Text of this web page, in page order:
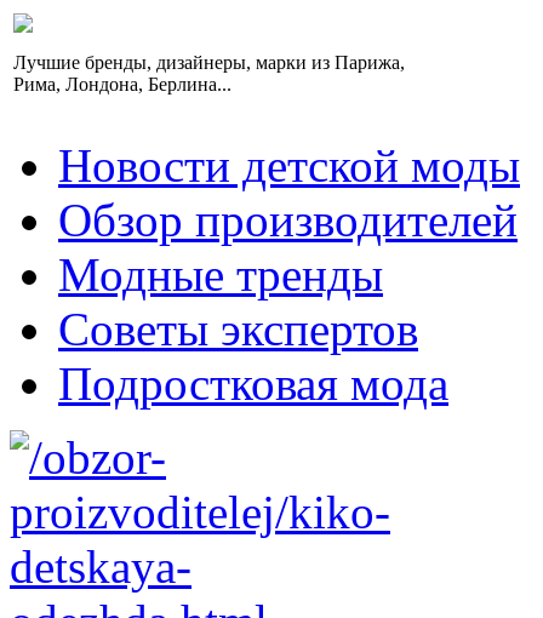
Лучшие бренды, дизайнеры, марки из Парижа,
Рима, Лондона, Берлина...
Новости детской моды
Обзор производителей
Модные тренды
Советы экспертов
Подростковая мода